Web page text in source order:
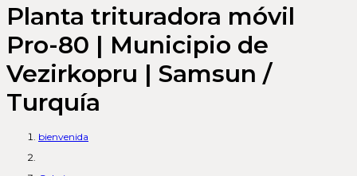
Planta trituradora móvil
Pro-80 | Municipio de
Vezirkopru | Samsun /
Turquía
bienvenida